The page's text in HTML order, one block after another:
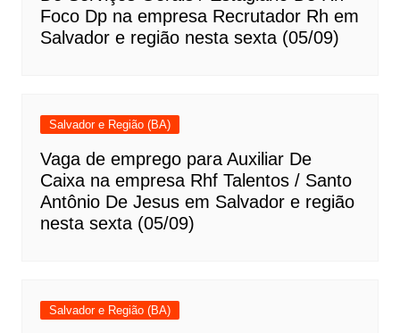
Foco Dp na empresa Recrutador Rh em
Salvador e região nesta sexta (05/09)
Salvador e Região (BA)
Vaga de emprego para Auxiliar De
Caixa na empresa Rhf Talentos / Santo
Antônio De Jesus em Salvador e região
nesta sexta (05/09)
Salvador e Região (BA)